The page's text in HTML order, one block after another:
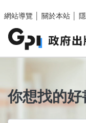
網站導覽
關於本站
你想找的好